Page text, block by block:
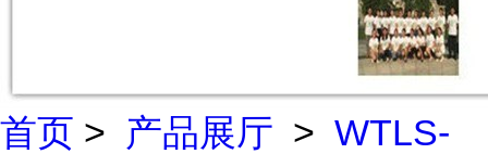
首页 > 产品展厅 > WTLS-